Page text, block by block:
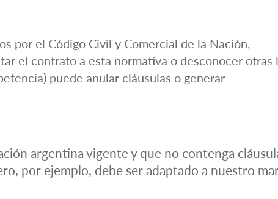
por el Código Civil y Comercial de la Nación,
el contrato a esta normativa o desconocer otras
puede anular cláusulas o generar
argentina vigente y que no contenga
por ejemplo, debe ser adaptado a nuestro